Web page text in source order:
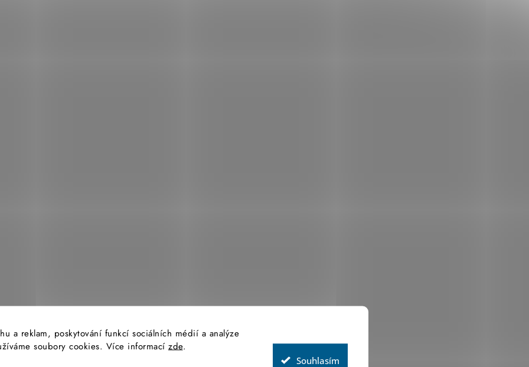
a reklam, poskytování funkcí sociálních médií a analýze
soubory cookies. Více informací zde.
Souhlasím
ý
p
i